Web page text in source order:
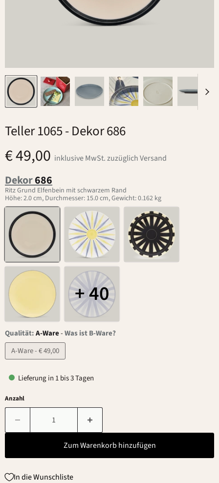
Teller 1065- Dekor 686
€ 49,00 inklusive MwSt. zuzüglich Versand
Dekor686
Ritz Grund Elfenbein mit schwarzem Rand
Höhe: 2.0 cm, Durchmesser: 15.0 cm, Gewicht: 0.162 kg
+ 40
Qualität:A-Ware-Was ist B-Ware?
A-Ware - € 49,00
Lieferung in 1 bis 3 Tagen
Anzahl
Zum Warenkorb hinzufügen
In die Wunschliste